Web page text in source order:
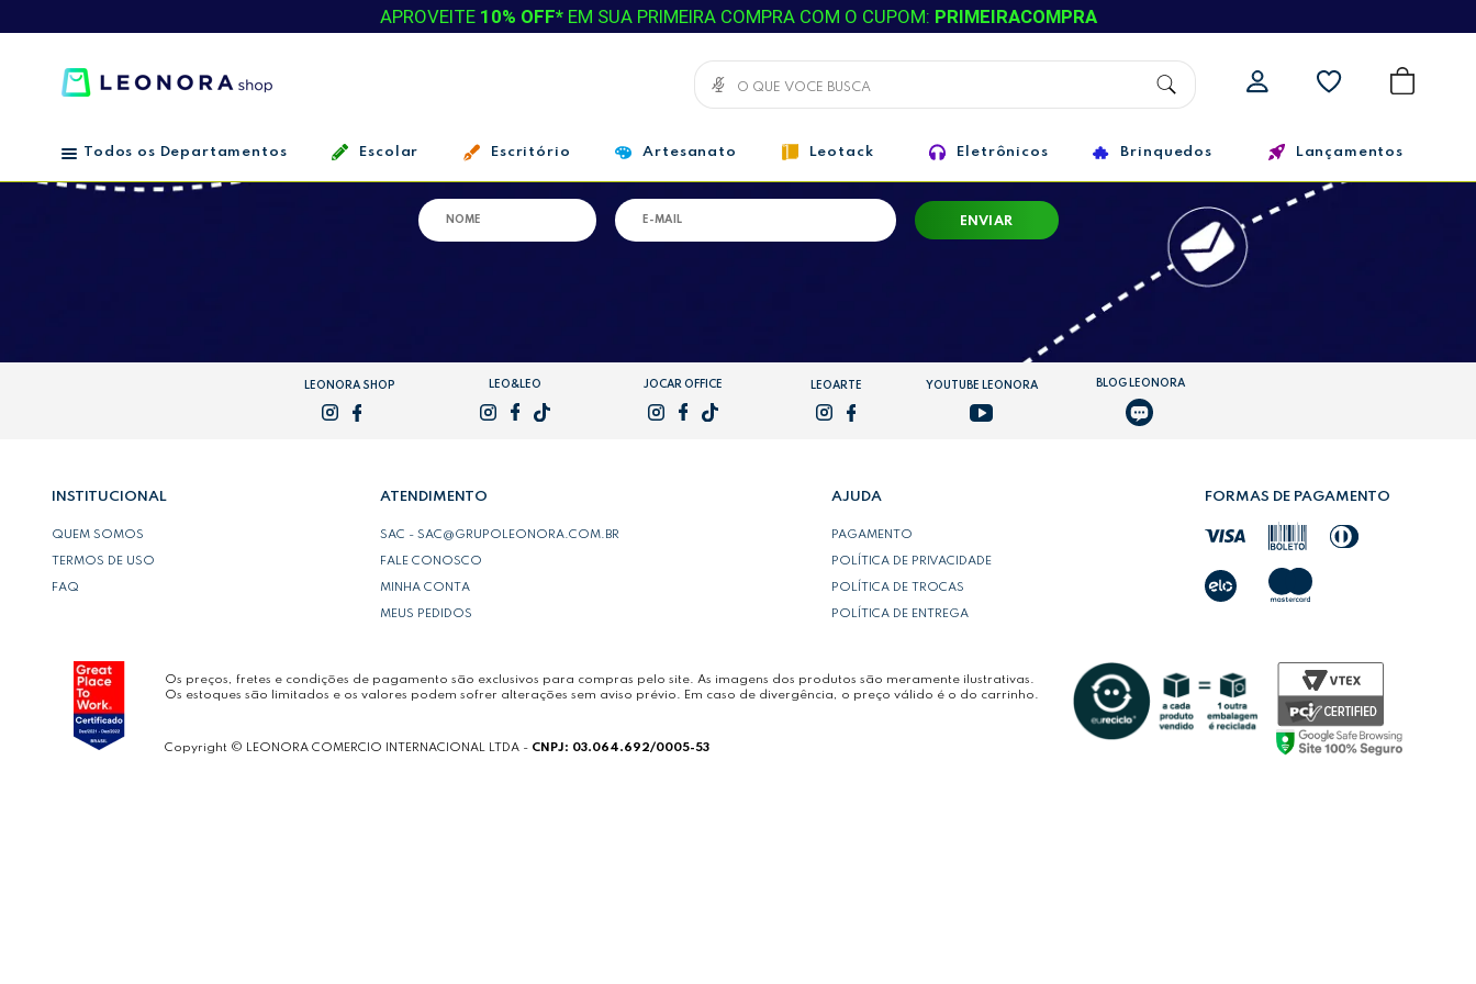
APROVEITE 10% OFF*EM SUA PRIMEIRA COMPRA COM O CUPOM: PRIMEIRACOMPRA
Todos os Departamentos Escolar Escritório Artesanato Leotack Eletrônicos Brinquedos Lançamentos
LANÇAMENTOS E PROMOÇÕES!
ENVIAR
LEONORA SHOP LEO&LEO JOCAR OFFICE LEOARTE YOUTUBE LEONORA BLOG LEONORA
INSTITUCIONAL
QUEM SOMOS
TERMOS DE USO
FAQ
ATENDIMENTO
SAC - SAC@GRUPOLEONORA.COM.BR
FALE CONOSCO
MINHA CONTA
MEUS PEDIDOS
AJUDA
PAGAMENTO
POLÍTICA DE PRIVACIDADE
POLÍTICA DE TROCAS
POLÍTICA DE ENTREGA
FORMAS DE PAGAMENTO
Os preços, fretes e condições de pagamento são exclusivos para compras pelo site. As imagens dos produtos são meramente ilustrativas.
Os estoques são limitados e os valores podem sofrer alterações sem aviso prévio. Em caso de divergência, o preço válido é o do carrinho.
Copyright © LEONORA COMERCIO INTERNACIONAL LTDA - CNPJ: 03.064.692/0005-53